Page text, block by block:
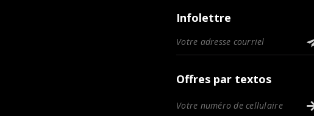
Infolettre
Offres par textos